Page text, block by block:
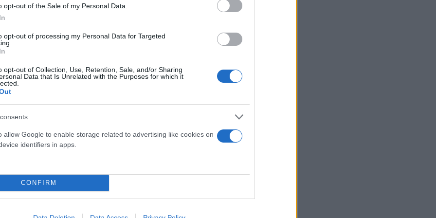
opt-out of the Sale of my Personal Data.
opt-out of processing my Personal Data for Targeted
opt-out of Collection, Use, Retention, Sale, and/or Sharing
Data that Is Unrelated with the Purposes for which it
allow Google to enable storage related to advertising like cookies on
identifiers in apps.
CONFIRM
απαίτησαν από το Πανεπιστήμιο να δώσει
επιστολή, μεταξύ αυτών και ο Μπιλ Άκμαν, CEO της Pershing
τις τρομοκρατικές επιθέσεις της Χαμάς, να το
μεγάλο οργανισμό.
φοιτητές επιρρίπτουν την ευθύνη για τον πόλεμο
Παλαιστίνιοι.